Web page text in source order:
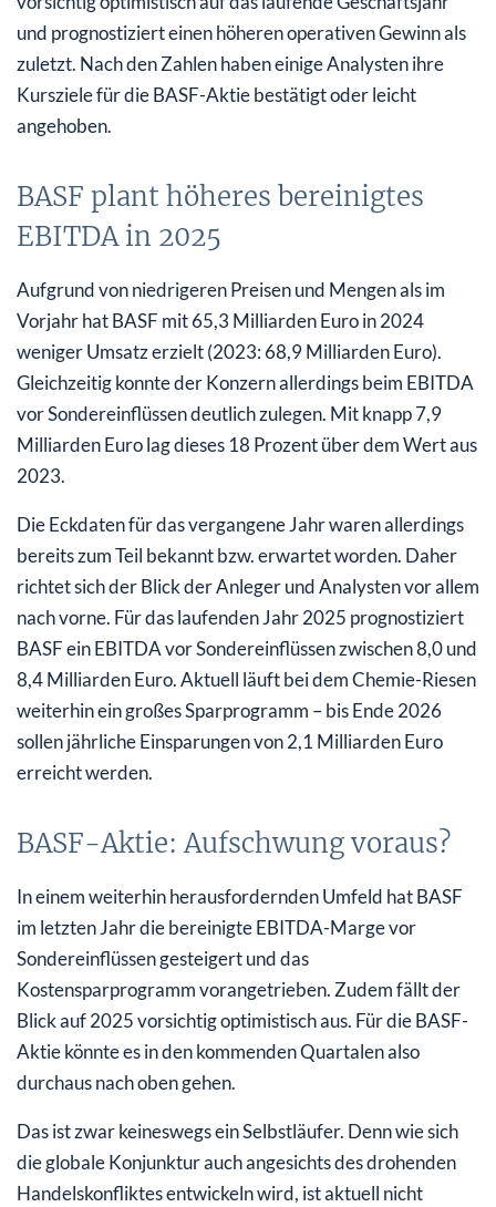
und prognostiziert einen höheren operativen Gewinn als
zuletzt. Nach den Zahlen haben einige Analysten ihre
Kursziele für die BASF-Aktie bestätigt oder leicht
angehoben.
BASF plant höheres bereinigtes
EBITDA in 2025
Aufgrund von niedrigeren Preisen und Mengen als im
Vorjahr hat BASF mit 65,3 Milliarden Euro in 2024
weniger Umsatz erzielt (2023: 68,9 Milliarden Euro).
Gleichzeitig konnte der Konzern allerdings beim EBITDA
vor Sondereinflüssen deutlich zulegen. Mit knapp 7,9
Milliarden Euro lag dieses 18 Prozent über dem Wert aus
2023.
Die Eckdaten für das vergangene Jahr waren allerdings
bereits zum Teil bekannt bzw. erwartet worden. Daher
richtet sich der Blick der Anleger und Analysten vor allem
nach vorne. Für das laufenden Jahr 2025 prognostiziert
BASF ein EBITDA vor Sondereinflüssen zwischen 8,0 und
8,4 Milliarden Euro. Aktuell läuft bei dem Chemie-Riesen
weiterhin ein großes Sparprogramm – bis Ende 2026
sollen jährliche Einsparungen von 2,1 Milliarden Euro
erreicht werden.
BASF-Aktie: Aufschwung voraus?
In einem weiterhin herausfordernden Umfeld hat BASF
im letzten Jahr die bereinigte EBITDA-Marge vor
Sondereinflüssen gesteigert und das
Kostensparprogramm vorangetrieben. Zudem fällt der
Blick auf 2025 vorsichtig optimistisch aus. Für die BASF-
Aktie könnte es in den kommenden Quartalen also
durchaus nach oben gehen.
Das ist zwar keineswegs ein Selbstläufer. Denn wie sich
die globale Konjunktur auch angesichts des drohenden
Handelskonfliktes entwickeln wird, ist aktuell nicht